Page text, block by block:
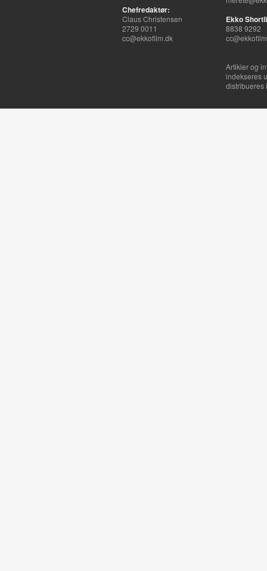
Chefredaktør:
Claus Christensen
2729 0011
cc@ekkofilm.dk
Ekko
8838 9292
Artikler og
indekseres
distribueres